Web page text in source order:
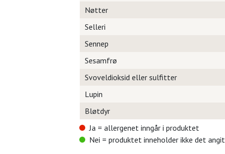
Nøtter
Selleri
Sennep
Sesamfrø
Svoveldioksid eller sulfitter
Lupin
Bløtdyr
Ja = allergenet inngår i produktet
Nei = produktet inneholder ikke det